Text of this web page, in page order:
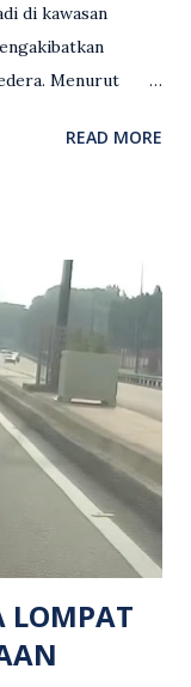
di kawasan
Menurut
pihak polis
disahkan
tembakan,
kecederaan.
cedera
selepas dibawa
kini sedang giat
membantu
302 Kanun
yang mempunyai
READ MORE
LOMPAT